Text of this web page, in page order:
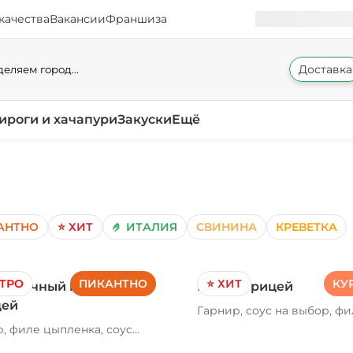
ВакансииФраншиза
город... Доставка
и хачапуриЗакускиЕщё
⭐ ХИТ 🤌 ИТАЛИЯ СВИНИНА КРЕВЕТКА
ПИКАНТНО
кимчи с
филе цыпленка, соус
⭐ ХИТ
Вок с курицей
Гарнир, соус на выбор,